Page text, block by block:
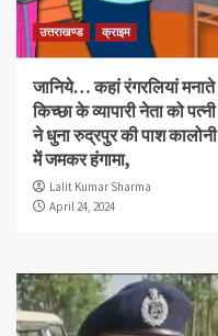
उत्तराखण्ड क्राइम
जानिये… कहां रंगरलियां मनाते
किच्छा के व्यापारी नेता को पत्नी
ने धुना रुद्रपुर की पाश कालोनी
में जमकर हंगामा,
Lalit Kumar Sharma
April 24, 2024